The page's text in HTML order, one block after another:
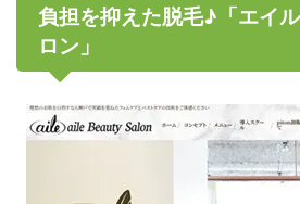
負担を抑えた脱毛♪「エイ
ロン」